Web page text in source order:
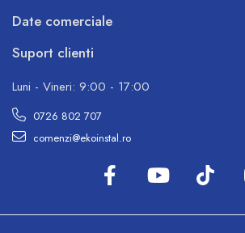
Date comerciale
Suport clienti
Luni - Vineri: 9:00 - 17:00
0726 802 707
comenzi@ekoinstal.ro